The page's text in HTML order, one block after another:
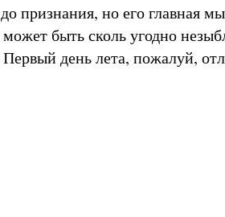
признания, но его главная
быть сколь угодно
Первый день лета, пожалуй,